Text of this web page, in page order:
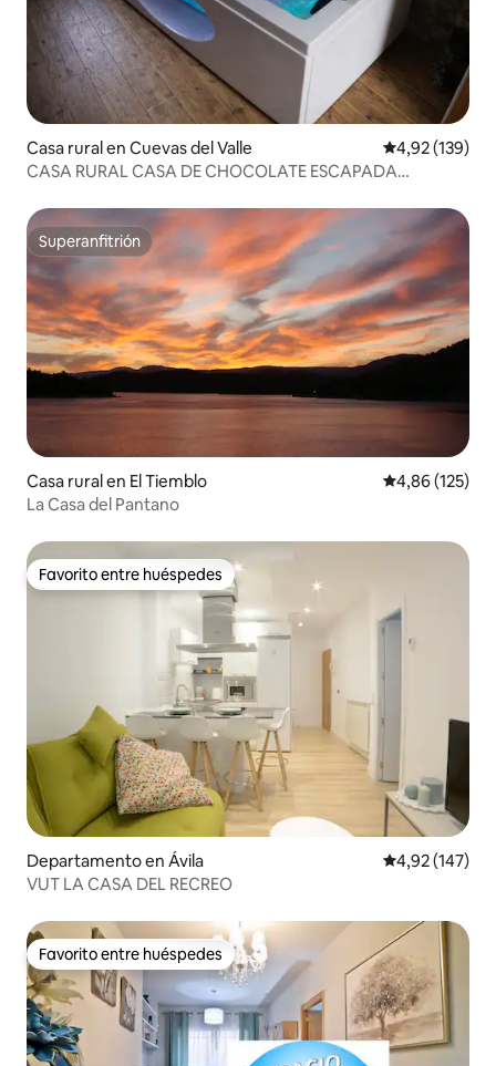
Casa rural en Cuevas del Valle Calificación
4,92 (139)
CASA RURAL CASA DE CHOCOLATE ESCAPADA
Superanfitrión
Superanfitrión
Casa rural en El Tiemblo Calificación
4,86 (125)
La Casa del Pantano
Favorito entre huéspedes
Favorito entre huéspedes
Departamento en Ávila Calificación
4,92 (147)
VUT LA CASA DEL RECREO
Favorito entre huéspedes
Favorito entre huéspedes